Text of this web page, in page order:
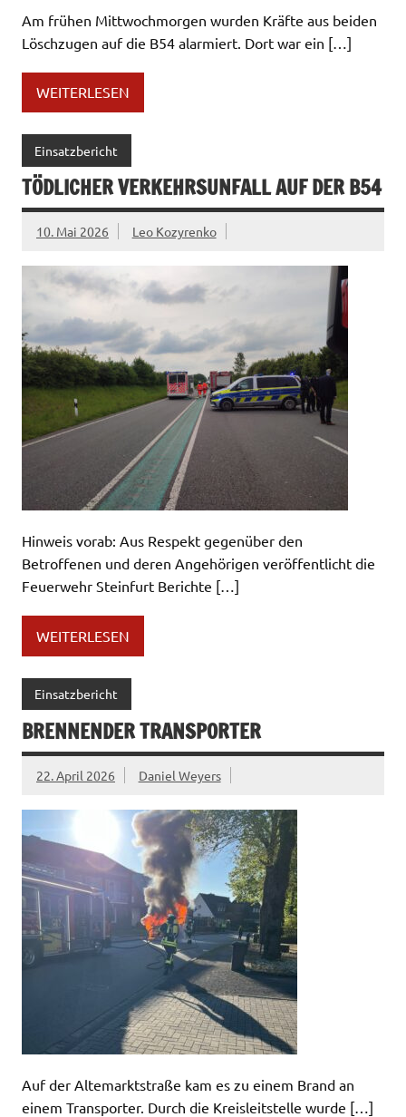
Am frühen Mittwochmorgen wurden Kräfte aus beiden
Löschzugen auf die B54 alarmiert. Dort war ein […]
WEITERLESEN
Einsatzbericht
TÖDLICHER VERKEHRSUNFALL AUF DER B54
10. Mai 2026 Leo Kozyrenko
Hinweis vorab: Aus Respekt gegenüber den
Betroffenen und deren Angehörigen veröffentlicht die
Feuerwehr Steinfurt Berichte […]
WEITERLESEN
Einsatzbericht
BRENNENDER TRANSPORTER
22. April 2026 Daniel Weyers
Auf der Altemarktstraße kam es zu einem Brand an
einem Transporter. Durch die Kreisleitstelle wurde […]